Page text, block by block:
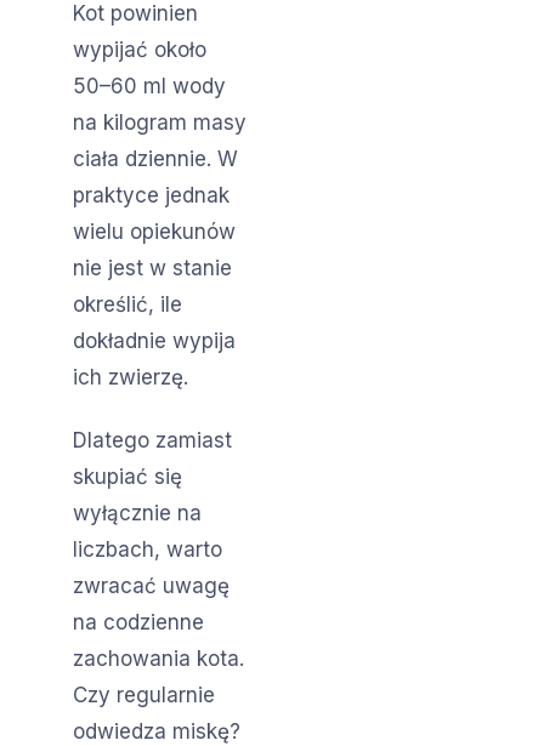
Kot powinien
wypijać około
50–60 ml wody
na kilogram masy
ciała dziennie. W
praktyce jednak
wielu opiekunów
nie jest w stanie
określić, ile
dokładnie wypija
ich zwierzę.
Dlatego zamiast
skupiać się
wyłącznie na
liczbach, warto
zwracać uwagę
na codzienne
zachowania kota.
Czy regularnie
odwiedza miskę?